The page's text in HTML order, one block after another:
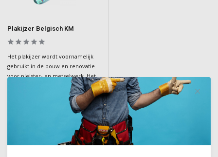
Plakijzer Belgisch KM
Het plakijzer wordt voornamelijk
gebruikt in de bouw en renovatie
voor pleister- en metselwerk. Het
gereedschap is ontworpen om
bouwmaterialen zoals pleister of
cement nauwkeurig en efficiënt
aan te brengen en glad te strijken.
Incl. BTW